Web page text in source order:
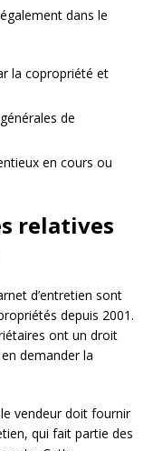
dans le
la copropriété et
de
en cours ou
relatives
d’entretien sont
depuis 2001.
ont un droit
demander la
vendeur doit fournir
qui fait partie des